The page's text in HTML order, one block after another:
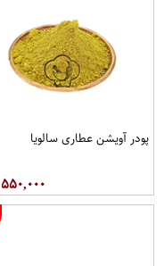
پودر آویشن عطاری سالویا
۵۵۰,۰۰۰